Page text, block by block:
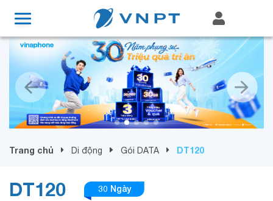
Trang chủ Di động Gói DATA DT120
DT120 30 Ngày